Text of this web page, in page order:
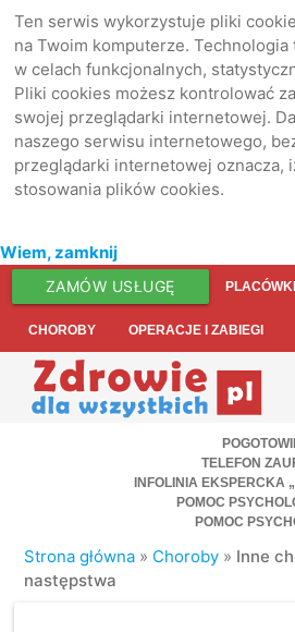
Ten serwis wykorzystuje pliki
na Twoim komputerze.
w celach funkcjonalnych,
Pliki cookies możesz kontrolować
swojej przeglądarki internetowej.
naszego serwisu internetowego,
przeglądarki internetowej oznacza,
stosowania plików cookies.
Wiem, zamknij
ZAMÓW USŁUGĘ
CHOROBY OPERACJE I ZABIEGI
TELEFON
INFOLINIA EKSPERCKA
POMOC
POMOC
Strona główna » Choroby » Inne
następstwa